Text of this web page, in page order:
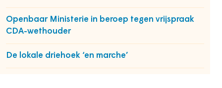
Openbaar Ministerie in beroep tegen vrijspraak
CDA-wethouder
De lokale driehoek ‘en marche’